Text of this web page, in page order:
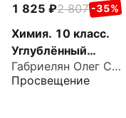
1 825 2 807 -35%
Химия. 10 класс.
Углублённый
уровень. Учебное
пособие
Габриелян Олег Сергеевич
Просвещение